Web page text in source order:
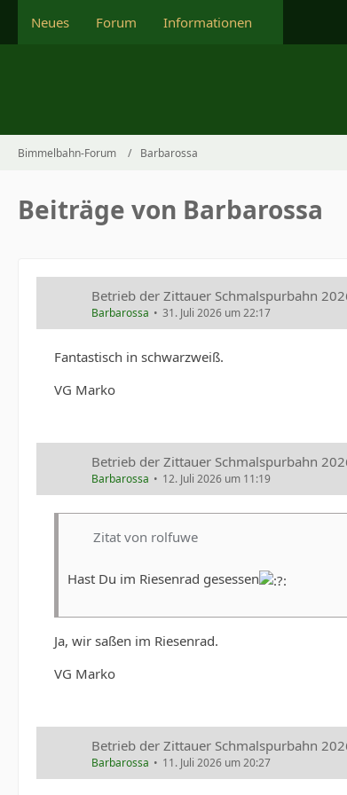
Neues Forum Informationen
Bimmelbahn-Forum Barbarossa
Beiträge von Barbarossa
Betrieb der Zittauer Schmalspurbahn
Barbarossa 31. Juli 2026 um 22:17
Fantastisch in schwarzweiß.
VG Marko
Betrieb der Zittauer Schmalspurbahn
Barbarossa 12. Juli 2026 um 11:19
Zitat von rolfuwe
Hast Du im Riesenrad gesessen
Ja, wir saßen im Riesenrad.
VG Marko
Betrieb der Zittauer Schmalspurbahn
Barbarossa 11. Juli 2026 um 20:27